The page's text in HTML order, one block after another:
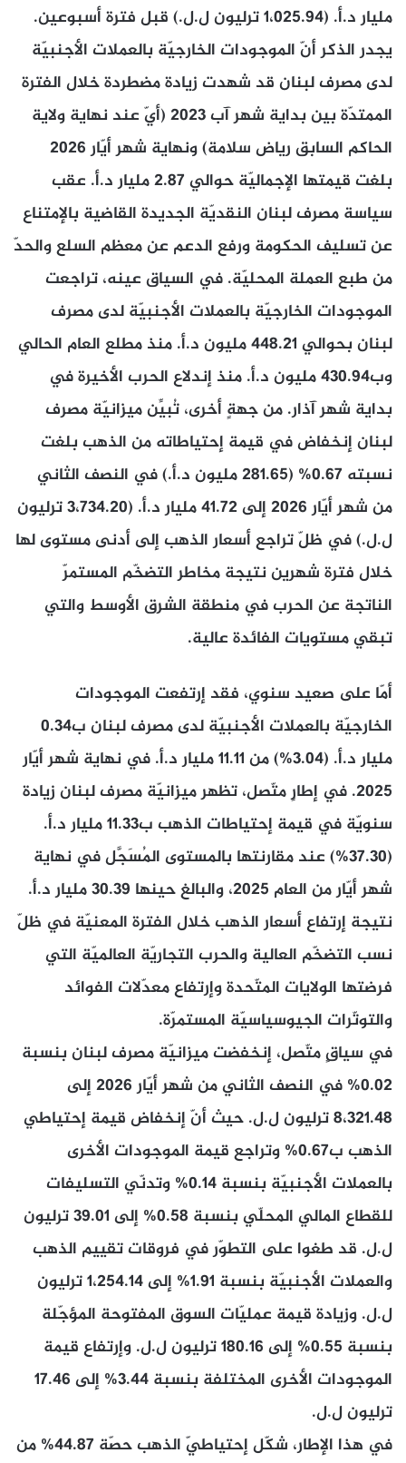
مليار د.أ. (1،025.94 ترليون ل.ل.) قبل فترة أسبوعين.
يجدر الذكر أنّ الموجودات الخارجيّة بالعملات الأجنبيّة
لدى مصرف لبنان قد شهدت زيادة مضطردة خلال الفترة
الممتدّة بين بداية شهر آب 2023 (أيّ عند نهاية ولاية
الحاكم السابق رياض سلامة) ونهاية شهر أيّار 2026
بلغت قيمتها الإجماليّة حوالي 2.87 مليار د.أ. عقب
سياسة مصرف لبنان النقديّة الجديدة القاضية بالإمتناع
عن تسليف الحكومة ورفع الدعم عن معظم السلع والحدّ
من طبع العملة المحليّة. في السياق عينه، تراجعت
الموجودات الخارجيّة بالعملات الأجنبيّة لدى مصرف
لبنان بحوالي 448.21 مليون د.أ. منذ مطلع العام الحالي
وب430.94 مليون د.أ. منذ إندلاع الحرب الأخيرة في
بداية شهر آذار. من جهةٍ أخرى، تُبيِّن ميزانيّة مصرف
لبنان إنخفاض في قيمة إحتياطاته من الذهب بلغت
نسبته 0.67% (281.65 مليون د.أ.) في النصف الثاني
من شهر أيّار 2026 إلى 41.72 مليار د.أ. (3،734.20 ترليون
ل.ل.) في ظلّ تراجع أسعار الذهب إلى أدنى مستوى لها
خلال فترة شهرين نتيجة مخاطر التضخّم المستمرّ
الناتجة عن الحرب في منطقة الشرق الأوسط والتي
تبقي مستويات الفائدة عالية.
أمّا على صعيد سنوي، فقد إرتفعت الموجودات
الخارجيّة بالعملات الأجنبيّة لدى مصرف لبنان ب0.34
مليار د.أ. (3.04%) من 11.11 مليار د.أ. في نهاية شهر أيّار
2025. في إطارٍ متّصل، تظهر ميزانيّة مصرف لبنان زيادة
سنويّة في قيمة إحتياطات الذهب ب11.33 مليار د.أ.
(37.30%) عند مقارنتها بالمستوى المُسَجَّل في نهاية
شهر أيّار من العام 2025، والبالغ حينها 30.39 مليار د.أ.
نتيجة إرتفاع أسعار الذهب خلال الفترة المعنيّة في ظلّ
نسب التضخّم العالية والحرب التجاريّة العالميّة التي
فرضتها الولايات المتّحدة وإرتفاع معدّلات الفوائد
والتوتّرات الجيوسياسيّة المستمرّة.
في سياقٍ متّصل، إنخفضت ميزانيّة مصرف لبنان بنسبة
0.02% في النصف الثاني من شهر أيّار 2026 إلى
8،321.48 ترليون ل.ل. حيث أنّ إنخفاض قيمة إحتياطي
الذهب ب0.67% وتراجع قيمة الموجودات الأخرى
بالعملات الأجنبيّة بنسبة 0.14% وتدنّي التسليفات
للقطاع المالي المحلّي بنسبة 0.58% إلى 39.01 ترليون
ل.ل. قد طغوا على التطوّر في فروقات تقييم الذهب
والعملات الأجنبيّة بنسبة 1.91% إلى 1،254.14 ترليون
ل.ل. وزيادة قيمة عمليّات السوق المفتوحة المؤجّلة
بنسبة 0.55% إلى 180.16 ترليون ل.ل. وإرتفاع قيمة
الموجودات الأخرى المختلفة بنسبة 3.44% إلى 17.46
ترليون ل.ل.
في هذا الإطار، شكّل إحتياطيّ الذهب حصّة 44.87% من